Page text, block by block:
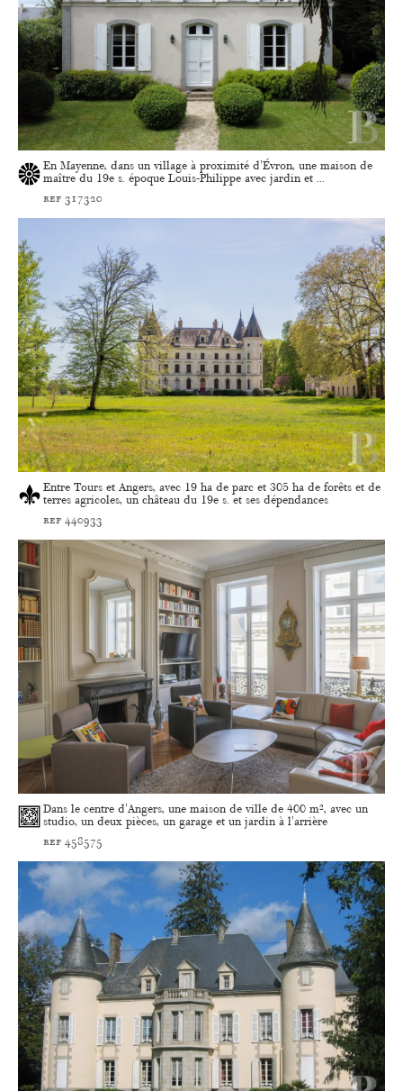
En Mayenne, dans un village à proximité d'Évron, une maison de
maître du 19e s. époque Louis-Philippe avec jardin et ...
ref 317320
Entre Tours et Angers, avec 19 ha de parc et 305 ha de forêts et de
terres agricoles, un château du 19e s. et ses dépendances
ref 440933
Dans le centre d'Angers, une maison de ville de 400 m², avec un
studio, un deux pièces, un garage et un jardin à l'arrière
ref 458575